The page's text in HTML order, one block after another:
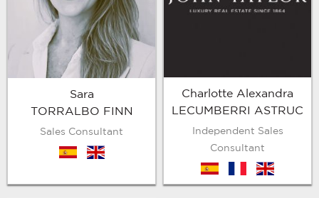
Sara
TORRALBO FINN
Sales Consultant
es en
Charlotte Alexandra
LECUMBERRI ASTRUC
Independent Sales
Consultant
es en